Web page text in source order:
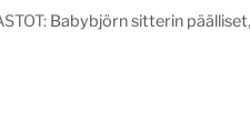
Babybjörn sitterin päälliset,